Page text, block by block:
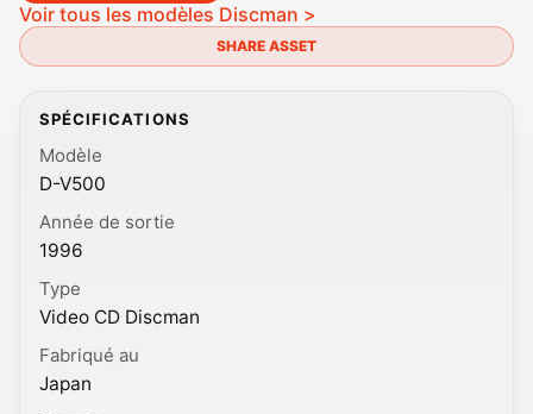
Voir tous les modèles Discman >
SHARE ASSET
SPÉCIFICATIONS
Modèle
D-V500
Année de sortie
1996
Type
Video CD Discman
Fabriqué au
Japan